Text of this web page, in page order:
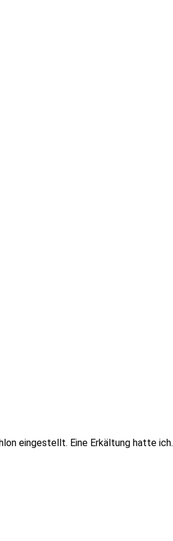
eingestellt. Eine Erkältung hatte ich.